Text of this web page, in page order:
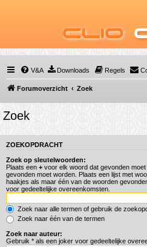
Clio
V&A Downloads Regels
Forumoverzicht Zoek
Zoek
ZOEKOPDRACHT
Zoek op sleutelwoorden:
Plaats een + voor elk woord dat gevonden
gevonden moet worden. Plaats een lijst met
haakjes als maar één van de woorden
voor gedeeltelijke overeenkomsten.
Zoek naar alle termen of gebruik de
Zoek naar één van de termen
Zoek naar auteur:
Gebruik * als een joker voor gedeeltelijke